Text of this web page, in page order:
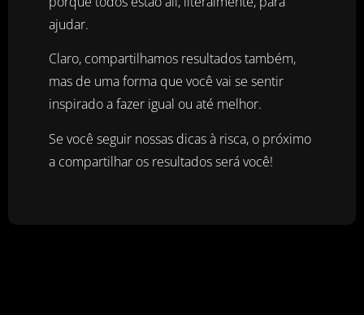
ajudar.
Claro, compartilhamos resultados também,
mas de uma forma que você vai se sentir
inspirado a fazer igual ou até melhor.
Se você seguir nossas dicas à risca, o próximo
a compartilhar os resultados será você!